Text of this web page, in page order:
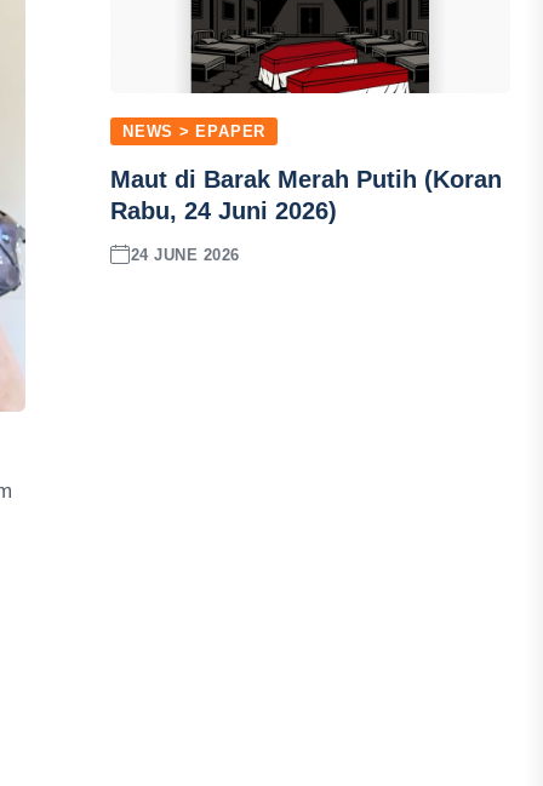
NEWS > EPAPER
Maut di Barak Merah Putih (Koran
Rabu, 24 Juni 2026)
24 JUNE 2026